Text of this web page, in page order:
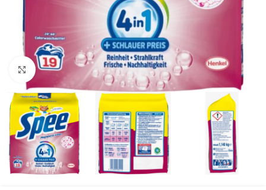
Click to enlarge